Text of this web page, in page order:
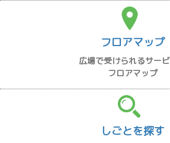
フロアマップ
広場で受けられるサービ
フロアマップ
しごとを探す